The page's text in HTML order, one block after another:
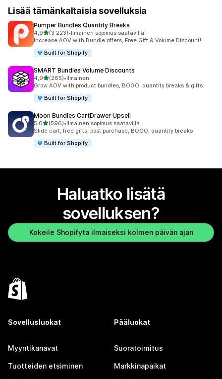
Lisää tämänkaltaisia sovelluksia
Pumper Bundles Quantity Breaks
4,9/ 5 tähteä
(3 223)
3223 arvostelua yhteensä
•Ilmainen sopimus saatavilla
Increase AOV with Bundle offers, Free Gift & Volume Discount!
Built for Shopify
SMART Bundles Volume Discounts
4,9/ 5 tähteä
(265)
265 arvostelua yhteensä
•Ilmainen
Grow AOV with product bundles, BOGO, quantity breaks & gifts
Built for Shopify
Moon Bundles CartDrawer Upsell
5,0/ 5 tähteä
(596)
596 arvostelua yhteensä
•Ilmainen sopimus saatavilla
Slide cart, free gifts, post purchase, BOGO, quantity breaks
Built for Shopify
Haluatko lisätä
sovelluksen?
Kokeile Shopifyta ilmaiseksi kolmen päivän ajan
Sovellusluokat
Myyntikanavat
Tuotteiden etsiminen
Pääluokat
Suoratoimitus
Markkinapaikat